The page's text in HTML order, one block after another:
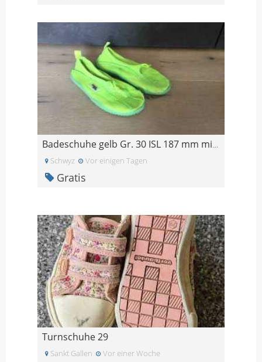
Badeschuhe gelb Gr. 30 ISL 187 mm mit Löchern
Schwyz Vor einigen Tagen
Gratis
Turnschuhe 29
Sankt Gallen Vor einer Woche